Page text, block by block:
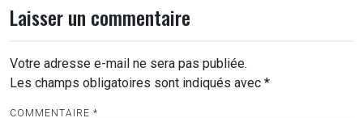
Laisser un commentaire
Votre adresse e-mail ne sera pas publiée.
Les champs obligatoires sont indiqués avec *
COMMENTAIRE *